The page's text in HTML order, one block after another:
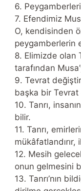
6.
7. Efendimiz
O, kendisinden
peygamberlerin
8. Elimizde olan
tarafından
9. Tevrat
başka bir
10. Tanrı,
bilir.
11. Tanrı,
mükâfatlandırır,
12. Mesih
onun gelmesini
13. Tanrı’nın